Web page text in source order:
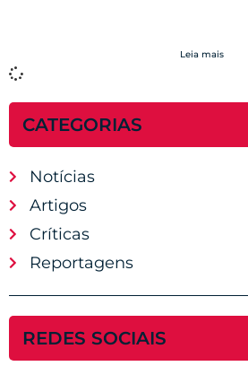
Leia mais
CATEGORIAS
Notícias
Artigos
Críticas
Reportagens
REDES SOCIAIS